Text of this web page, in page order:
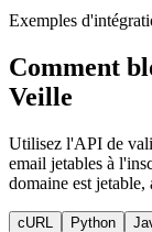
Exemples
Comment
Veille
Utilisez l'API de
email jetables à
domaine est jetable,
cURL Python